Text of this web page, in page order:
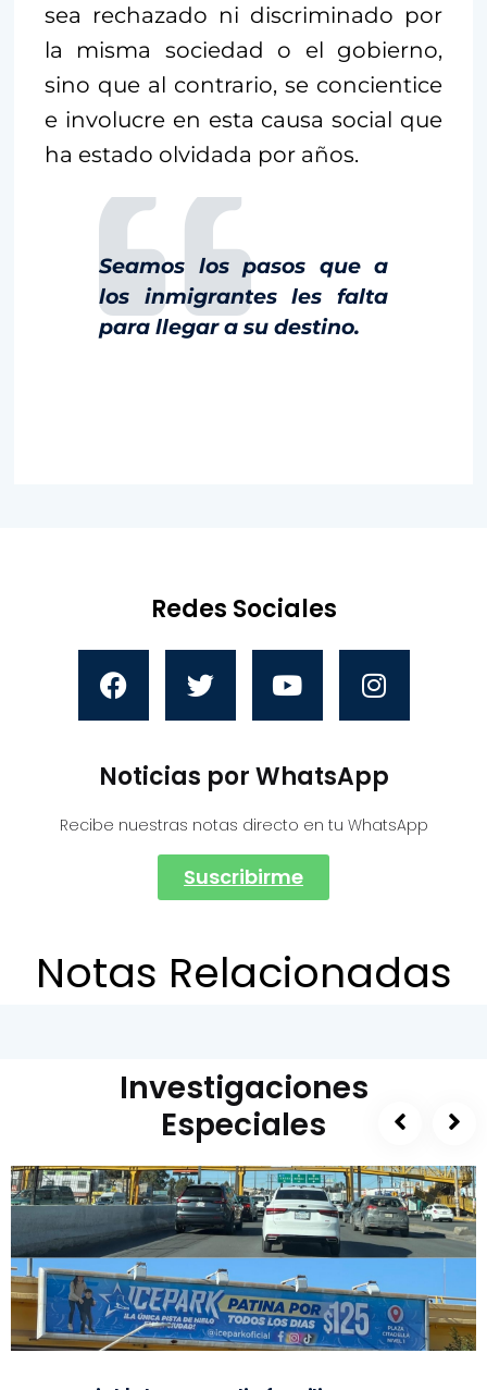
sea rechazado ni discriminado por
la misma sociedad o el gobierno,
sino que al contrario, se concientice
e involucre en esta causa social que
ha estado olvidada por años.
Seamos los pasos que a
los inmigrantes les falta
para llegar a su destino.
Redes Sociales
Noticias por WhatsApp
Recibe nuestras notas directo en tu WhatsApp
Suscribirme
Notas Relacionadas
Investigaciones
Especiales